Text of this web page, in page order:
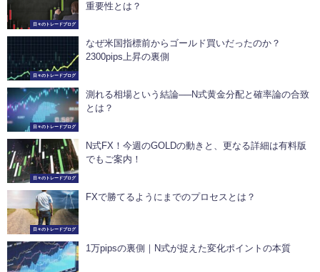
日々のトレードブログ
重要性とは？
日々のトレードブログ
なぜ米国指標前からゴールド買いだったのか？
2300pips上昇の裏側
日々のトレードブログ
測れる相場という結論──N式黄金分配と確率論の合致
とは？
日々のトレードブログ
N式FX！今週のGOLDの動きと、更なる詳細は有料版
でもご案内！
日々のトレードブログ
FXで勝てるようにまでのプロセスとは？
1万pipsの裏側｜N式が捉えた変化ポイントの本質